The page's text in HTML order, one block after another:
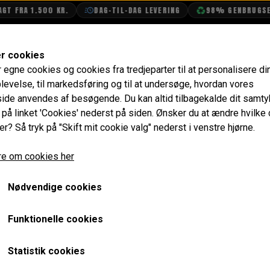
FRA 1.500 KR. DAG-TIL-DAG LEVERING 98%
Brændstof Pumpe Brændstof Pumpe
Brændstof Pumpe
MPi & SPi
Varenummer: WFX100810
Komplet brændstof pumpe til MPi & SPi Mini'er. MPI
Varen er ikke på lager. Ca. 14
cookies
egne cookies og cookies fra tredjeparter til at personalisere
til markedsføring og til at undersøge, hvordan vores
anvendes af besøgende. Du kan altid tilbagekalde dit
linket 'Cookies' nederst på siden. Ønsker du at ændre hvilke
Så tryk på "Skift mit cookie valg" nederst i venstre hjørne.
om cookies her
Nødvendige cookies
Funktionelle cookies
Statistik cookies